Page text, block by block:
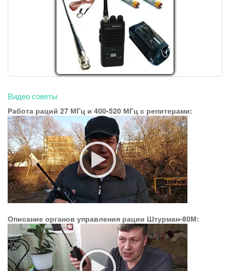
Видео советы
Работа раций 27 МГц и 400-520 МГц с репитерами:
Описание органов управления рации Штурман-80М: